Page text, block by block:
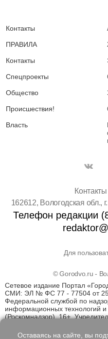
Контакты
ПРАВИЛА
Контакты
Спецпроекты
Общество
Происшествия!
Власть
162612, Вологодская обл.,
Телефон редакции
Для
© Gorodvo.ru -
Сетевое издание Портал
СМИ: ЭЛ № ФС 77 - 77504 от 25
Федеральной службой по
информационных технологий
(Роскомнадзор). 16+.
применяются
Оставаясь на сайте, вы